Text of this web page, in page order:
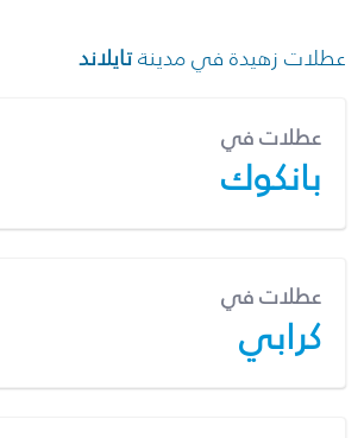
عطلات زهيدة في مدينةتايلاند
عطلات في
بانكوك
عطلات في
كرابي